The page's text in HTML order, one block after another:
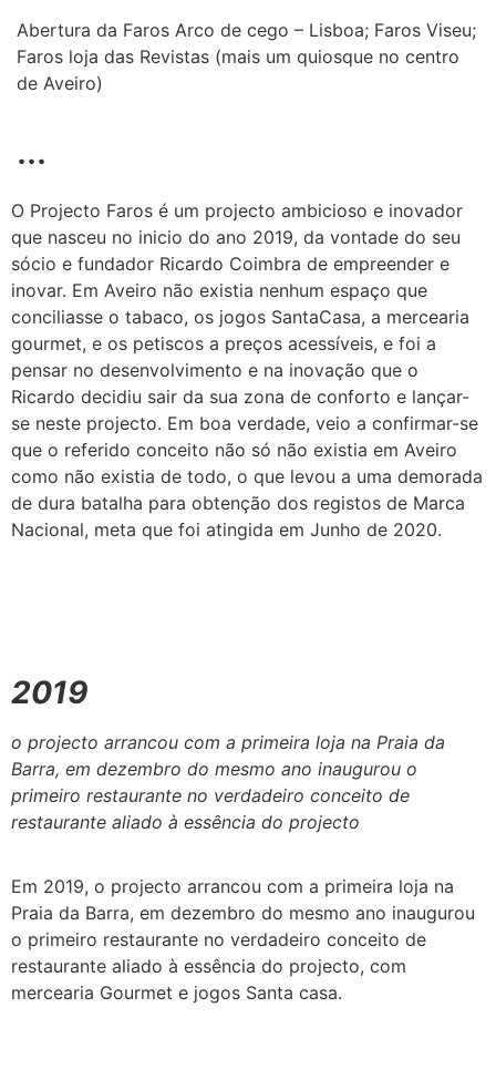
Abertura da Faros Arco de cego – Lisboa; Faros Viseu;
Faros loja das Revistas (mais um quiosque no centro
de Aveiro)
...
O Projecto Faros é um projecto ambicioso e inovador
que nasceu no inicio do ano 2019, da vontade do seu
sócio e fundador Ricardo Coimbra de empreender e
inovar. Em Aveiro não existia nenhum espaço que
conciliasse o tabaco, os jogos SantaCasa, a mercearia
gourmet, e os petiscos a preços acessíveis, e foi a
pensar no desenvolvimento e na inovação que o
Ricardo decidiu sair da sua zona de conforto e lançar-
se neste projecto. Em boa verdade, veio a confirmar-se
que o referido conceito não só não existia em Aveiro
como não existia de todo, o que levou a uma demorada
de dura batalha para obtenção dos registos de Marca
Nacional, meta que foi atingida em Junho de 2020.
2019
o projecto arrancou com a primeira loja na Praia da
Barra, em dezembro do mesmo ano inaugurou o
primeiro restaurante no verdadeiro conceito de
restaurante aliado à essência do projecto
Em 2019, o projecto arrancou com a primeira loja na
Praia da Barra, em dezembro do mesmo ano inaugurou
o primeiro restaurante no verdadeiro conceito de
restaurante aliado à essência do projecto, com
mercearia Gourmet e jogos Santa casa.